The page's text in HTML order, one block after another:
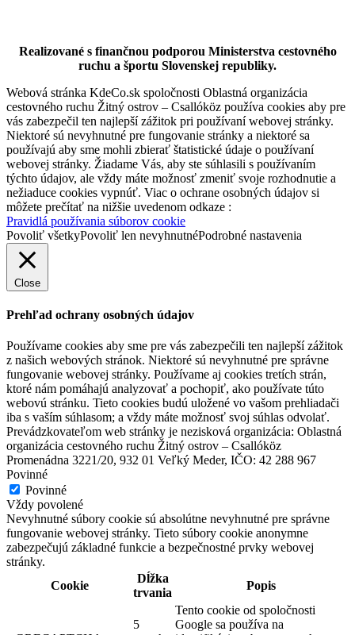
Art Hotel Kaštieľ
Tomášov
Hotel
Realizované s finančnou podporou Ministerstva cestovného
ruchu a športu Slovenskej republiky.
Webová stránka KdeCo.sk spoločnosti Oblastná organizácia
cestovného ruchu Žitný ostrov – Csallóköz používa cookies aby pre
vás zabezpečil ten najlepší zážitok pri používaní webovej stránky.
Niektoré sú nevyhnutné pre fungovanie stránky a niektoré sa
používajú aby sme mohli zbierať štatistické údaje o používaní
webovej stránky. Žiadame Vás, aby ste súhlasili s používaním
týchto údajov, ale vždy máte možnosť zmeniť svoje rozhodnutie a
nežiaduce cookies vypnúť. Viac o ochrane osobných údajov si
môžete prečítať na nižšie uvedenom odkaze :
Pravidlá používania súborov cookie
Povoliť všetkyPovoliť len nevyhnutnéPodrobné nastavenia
Close
Prehľad ochrany osobných údajov
Používame cookies aby sme pre vás zabezpečili ten najlepší zážitok
z našich webových stránok. Niektoré sú nevyhnutné pre správne
fungovanie webovej stránky. Používame aj cookies tretích strán,
ktoré nám pomáhajú analyzovať a pochopiť, ako používate túto
webovú stránku. Tieto cookies budú uložené vo vašom prehliadači
iba s vaším súhlasom; a vždy máte možnosť svoj súhlas odvolať.
Prevádzkovateľom web stránky je nezisková organizácia: Oblastná
organizácia cestovného ruchu Žitný ostrov – Csallóköz
Promenádna 3221/20, 932 01 Veľký Meder, IČO: 42 288 967
Povinné
Povinné
Vždy povolené
Nevyhnutné súbory cookie sú absolútne nevyhnutné pre správne
fungovanie webovej stránky. Tieto súbory cookie anonymne
zabezpečujú základné funkcie a bezpečnostné prvky webovej
stránky.
Cookie
Dĺžka
trvania
Popis
5
Tento cookie od spoločnosti
Google sa používa na